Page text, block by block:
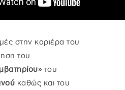
στην καριέρα του
του
του
καθώς και του